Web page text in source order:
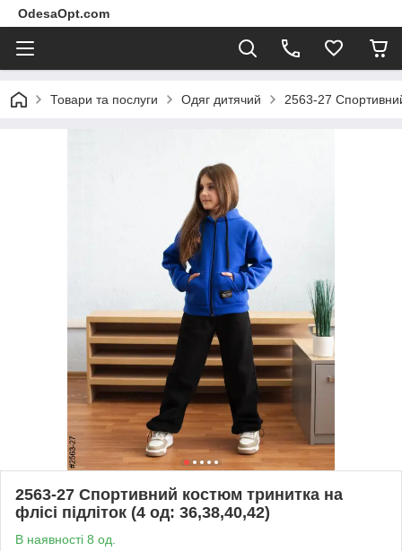
OdesaOpt.com
Товари та послуги Одяг дитячий 2563-27
2563-27 Спортивний костюм тринитка на
флісі підліток (4 од: 36,38,40,42)
В наявності 8 од.